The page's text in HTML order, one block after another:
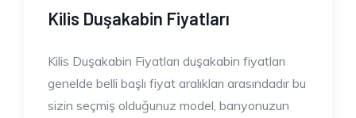
Kilis Duşakabin Fiyatları
Kilis Duşakabin Fiyatları duşakabin fiyatları
genelde belli başlı fiyat aralıkları arasındadır bu
sizin seçmiş olduğunuz model, banyonuzun